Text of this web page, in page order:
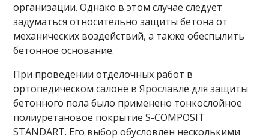
организации. Однако в этом случае следует
задуматься относительно защиты бетона от
механических воздействий, а также обеспылить
бетонное основание.
При проведении отделочных работ в
ортопедическом салоне в Ярославле для защиты
бетонного пола было применено тонкослойное
полиуретановое покрытие S-COMPOSIT
STANDART. Его выбор обусловлен несколькими